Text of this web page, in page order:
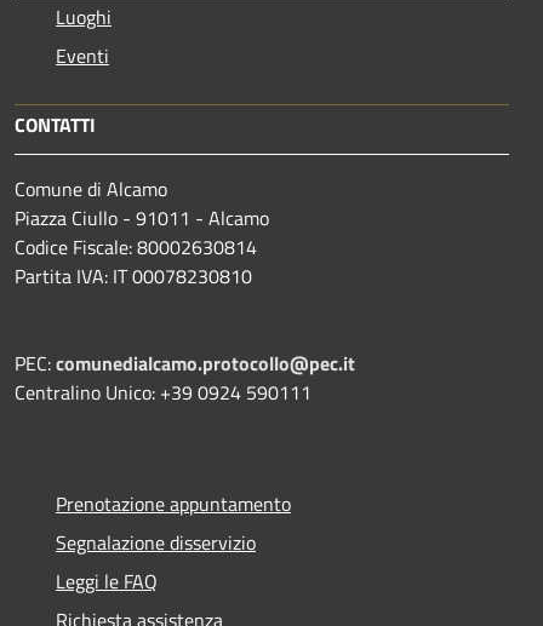
Luoghi
Eventi
CONTATTI
Comune di Alcamo
Piazza Ciullo - 91011 - Alcamo
Codice Fiscale: 80002630814
Partita IVA: IT 00078230810
PEC:comunedialcamo.protocollo@pec.it
Centralino Unico: +39 0924 590111
Prenotazione appuntamento
Segnalazione disservizio
Leggi le FAQ
Richiesta assistenza